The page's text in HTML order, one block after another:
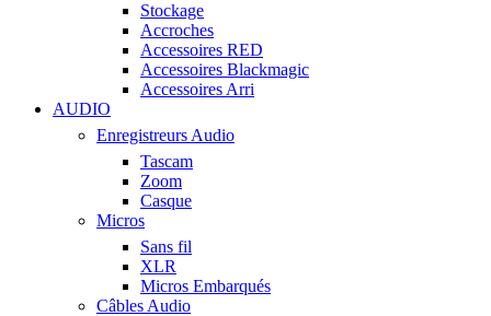
Stockage
Accroches
Accessoires RED
Accessoires Blackmagic
Accessoires Arri
AUDIO
Enregistreurs Audio
Tascam
Zoom
Casque
Micros
Sans fil
XLR
Micros Embarqués
Câbles Audio